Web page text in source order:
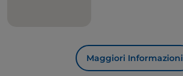
Maggiori Informazioni